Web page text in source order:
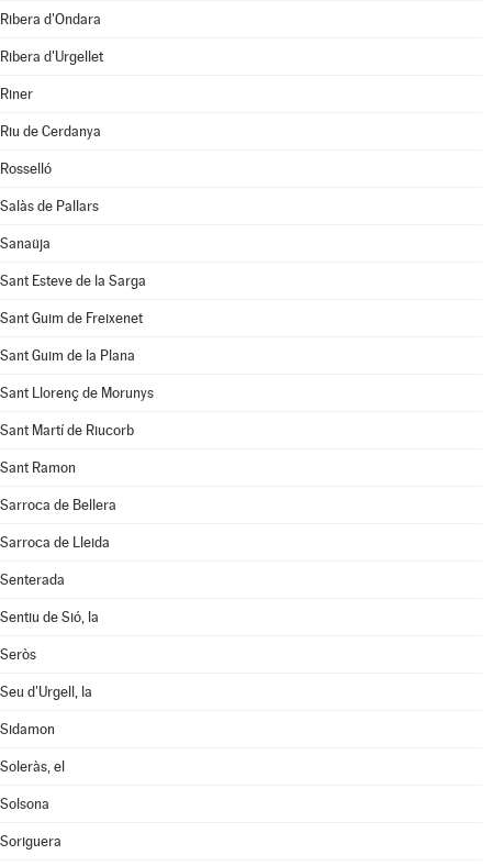
Ribera d'Ondara
Ribera d'Urgellet
Riner
Riu de Cerdanya
Rosselló
Salàs de Pallars
Sanaüja
Sant Esteve de la Sarga
Sant Guim de Freixenet
Sant Guim de la Plana
Sant Llorenç de Morunys
Sant Martí de Riucorb
Sant Ramon
Sarroca de Bellera
Sarroca de Lleida
Senterada
Sentiu de Sió, la
Seròs
Seu d'Urgell, la
Sidamon
Soleràs, el
Solsona
Soriguera